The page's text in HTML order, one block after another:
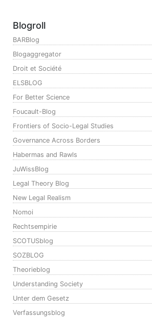
Blogroll
BARBlog
Blogaggregator
Droit et Société
ELSBLOG
For Better Science
Foucault-Blog
Frontiers of Socio-Legal Studies
Governance Across Borders
Habermas and Rawls
JuWissBlog
Legal Theory Blog
New Legal Realism
Nomoi
Rechtsempirie
SCOTUSblog
SOZBLOG
Theorieblog
Understanding Society
Unter dem Gesetz
Verfassungsblog